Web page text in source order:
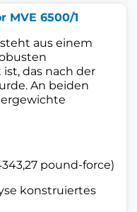
MVE 6500/1
aus einem
das nach der
An beiden
pound-force)
konstruiertes